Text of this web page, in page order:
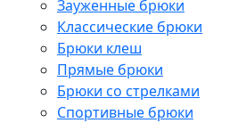
Зауженные брюки
Классические брюки
Брюки клеш
Прямые брюки
Брюки со стрелками
Спортивные брюки